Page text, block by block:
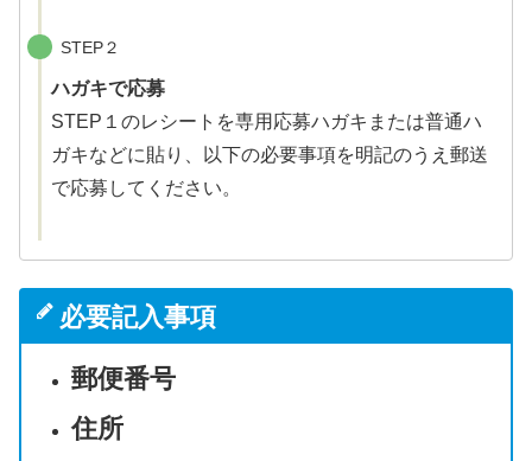
STEP２
ハガキで応募
STEP１のレシートを専用応募ハガキまたは普通ハ
ガキなどに貼り、以下の必要事項を明記のうえ郵送
で応募してください。
必要記入事項
郵便番号
住所